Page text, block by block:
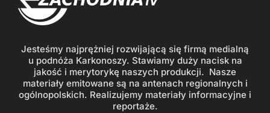
Jesteśmy najprężniej rozwijającą się firmą medialną
u podnóża Karkonoszy. Stawiamy duży nacisk na
jakość i merytorykę naszych produkcji. Nasze
materiały emitowane są na antenach regionalnych i
ogólnopolskich. Realizujemy materiały informacyjne i
reportaże.